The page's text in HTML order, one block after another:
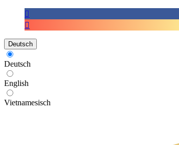
Deutsch
Deutsch
English
Vietnamesisch